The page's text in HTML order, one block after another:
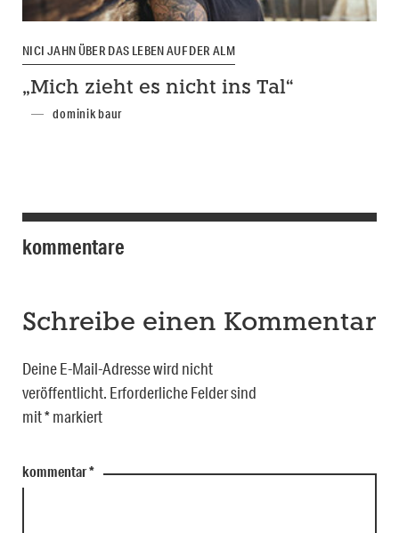
NICI JAHN ÜBER DAS LEBEN AUF DER ALM
„Mich zieht es nicht ins Tal“
dominik baur
kommentare
Schreibe einen Kommentar
Deine E-Mail-Adresse wird nicht
veröffentlicht. Erforderliche Felder sind
mit*markiert
kommentar*